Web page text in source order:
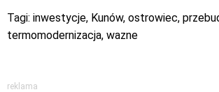
Tagi: inwestycje, Kunów, ostrowiec,
termomodernizacja, wazne
reklama